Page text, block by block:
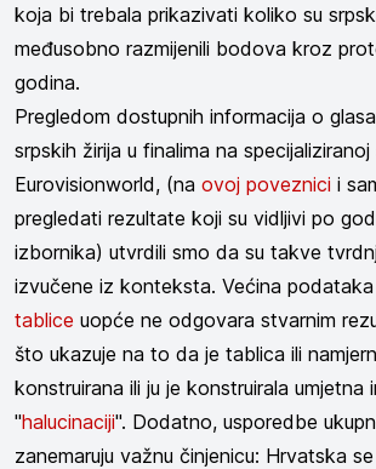
koja bi trebala prikazivati koliko su
međusobno razmijenili bodova kroz
godina.
Pregledom dostupnih informacija o
srpskih žirija u finalima na specijaliziranoj
Eurovisionworld, (na ovoj poveznici i
pregledati rezultate koji su vidljivi po
izbornika) utvrdili smo da su takve
izvučene iz konteksta. Većina
tablice uopće ne odgovara stvarnim
što ukazuje na to da je tablica ili
konstruirana ili ju je konstruirala umjetna
"halucinaciji". Dodatno, usporedbe
zanemaruju važnu činjenicu: Hrvatska